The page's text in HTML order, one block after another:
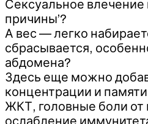
Сексуальное влечение
причины’?
А вес — легко
сбрасывается,
абдомена?
Здесь еще можно
концентрации и
ЖКТ, головные боли
ослабление